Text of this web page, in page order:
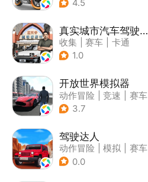
4.5
真实城市汽车驾驶3D
收集 赛车
卡通
| 模拟
1.0
开放世界模拟器
动作冒险 竞速
赛车
| 开放世界
3.7
驾驶达人
动作冒险 模拟
赛车
| 漂移
0.0